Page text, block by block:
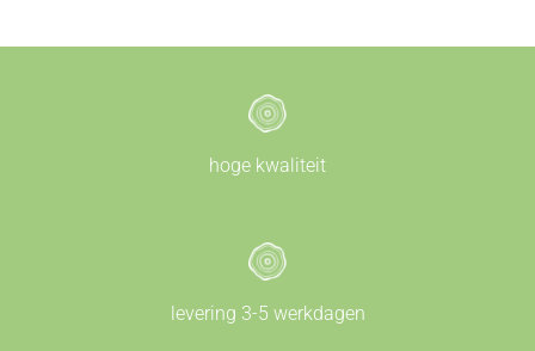
hoge kwaliteit
levering 3-5 werkdagen